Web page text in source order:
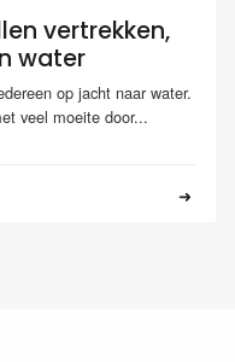
vertrekken,
water
op jacht naar water.
veel moeite door...